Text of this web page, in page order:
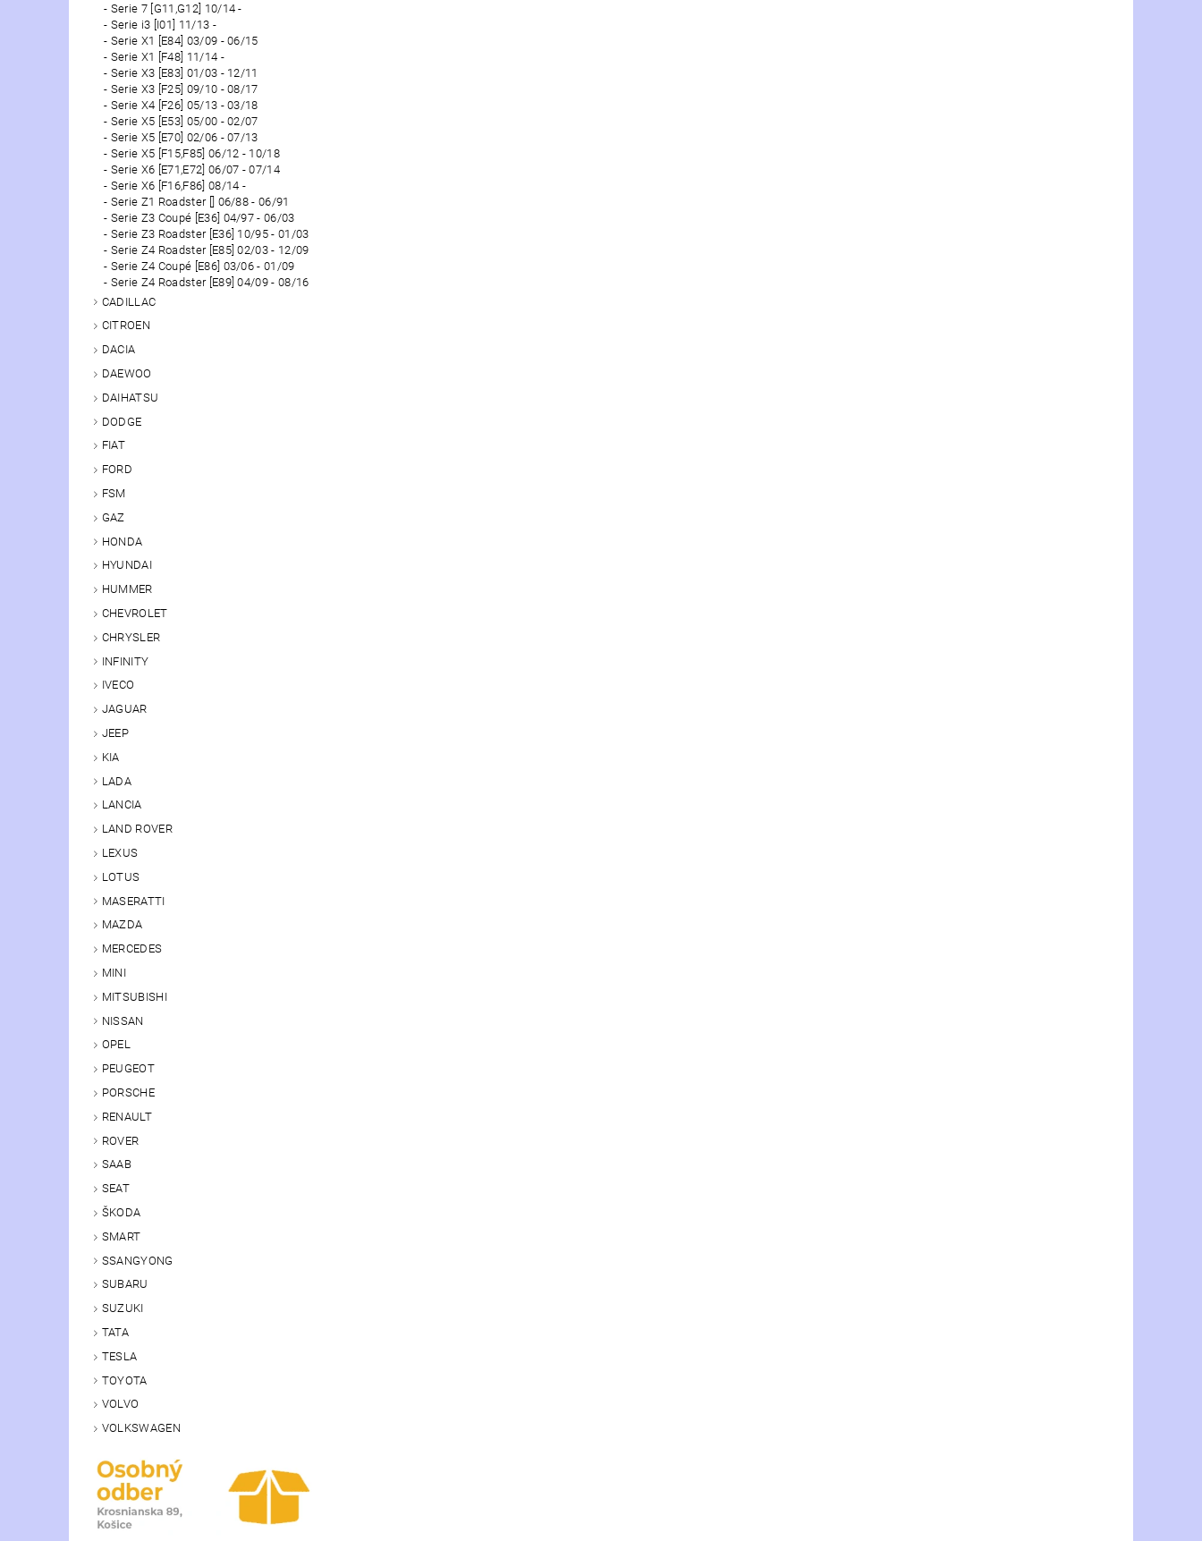
Serie 7 [G11,G12] 10/14 -
Serie i3 [I01] 11/13 -
Serie X1 [E84] 03/09 - 06/15
Serie X1 [F48] 11/14 -
Serie X3 [E83] 01/03 - 12/11
Serie X3 [F25] 09/10 - 08/17
Serie X4 [F26] 05/13 - 03/18
Serie X5 [E53] 05/00 - 02/07
Serie X5 [E70] 02/06 - 07/13
Serie X5 [F15,F85] 06/12 - 10/18
Serie X6 [E71,E72] 06/07 - 07/14
Serie X6 [F16,F86] 08/14 -
Serie Z1 Roadster [] 06/88 - 06/91
Serie Z3 Coupé [E36] 04/97 - 06/03
Serie Z3 Roadster [E36] 10/95 - 01/03
Serie Z4 Roadster [E85] 02/03 - 12/09
Serie Z4 Coupé [E86] 03/06 - 01/09
Serie Z4 Roadster [E89] 04/09 - 08/16
CADILLAC
CITROEN
DACIA
DAEWOO
DAIHATSU
DODGE
FIAT
FORD
FSM
GAZ
HONDA
HYUNDAI
HUMMER
CHEVROLET
CHRYSLER
INFINITY
IVECO
JAGUAR
JEEP
KIA
LADA
LANCIA
LAND ROVER
LEXUS
LOTUS
MASERATTI
MAZDA
MERCEDES
MINI
MITSUBISHI
NISSAN
OPEL
PEUGEOT
PORSCHE
RENAULT
ROVER
SAAB
SEAT
ŠKODA
SMART
SSANGYONG
SUBARU
SUZUKI
TATA
TESLA
TOYOTA
VOLVO
VOLKSWAGEN